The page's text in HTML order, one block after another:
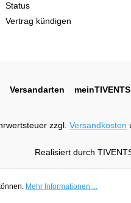
Status
Vertrag kündigen
Versandarten meinTIVENTS
zzgl. Versandkosten
Realisiert durch
Mehr Informationen ...